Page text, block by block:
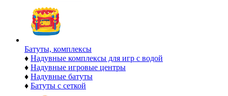
Батуты, комплексы
♦ Надувные комплексы для игр с водой
♦ Надувные игровые центры
♦ Надувные батуты
♦ Батуты с сеткой